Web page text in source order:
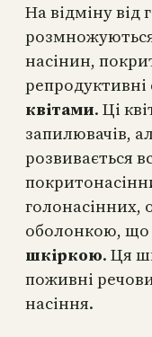
На відміну від
насінин,
квітами. Ці
запилювачів,
розвивається
голонасінних,
оболонкою, що
шкіркою. Ця
поживні
насіння.